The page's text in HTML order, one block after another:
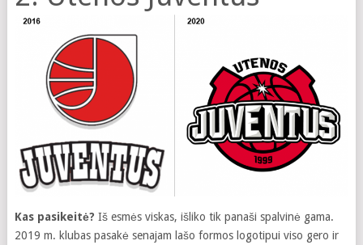
Kas pasikeitė? Iš esmės viskas, išliko tik panaši spalvinė gama.
2019 m. klubas pasakė senajam lašo formos logotipui viso gero ir